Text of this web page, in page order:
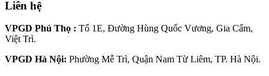
Liên hệ
VPGD Phú Thọ : Tổ 1E, Đường Hùng Quốc Vương, Gia Cẩm,
Việt Trì.
VPGD Hà Nội: Phường Mễ Trì, Quận Nam Từ Liêm, TP. Hà Nội.